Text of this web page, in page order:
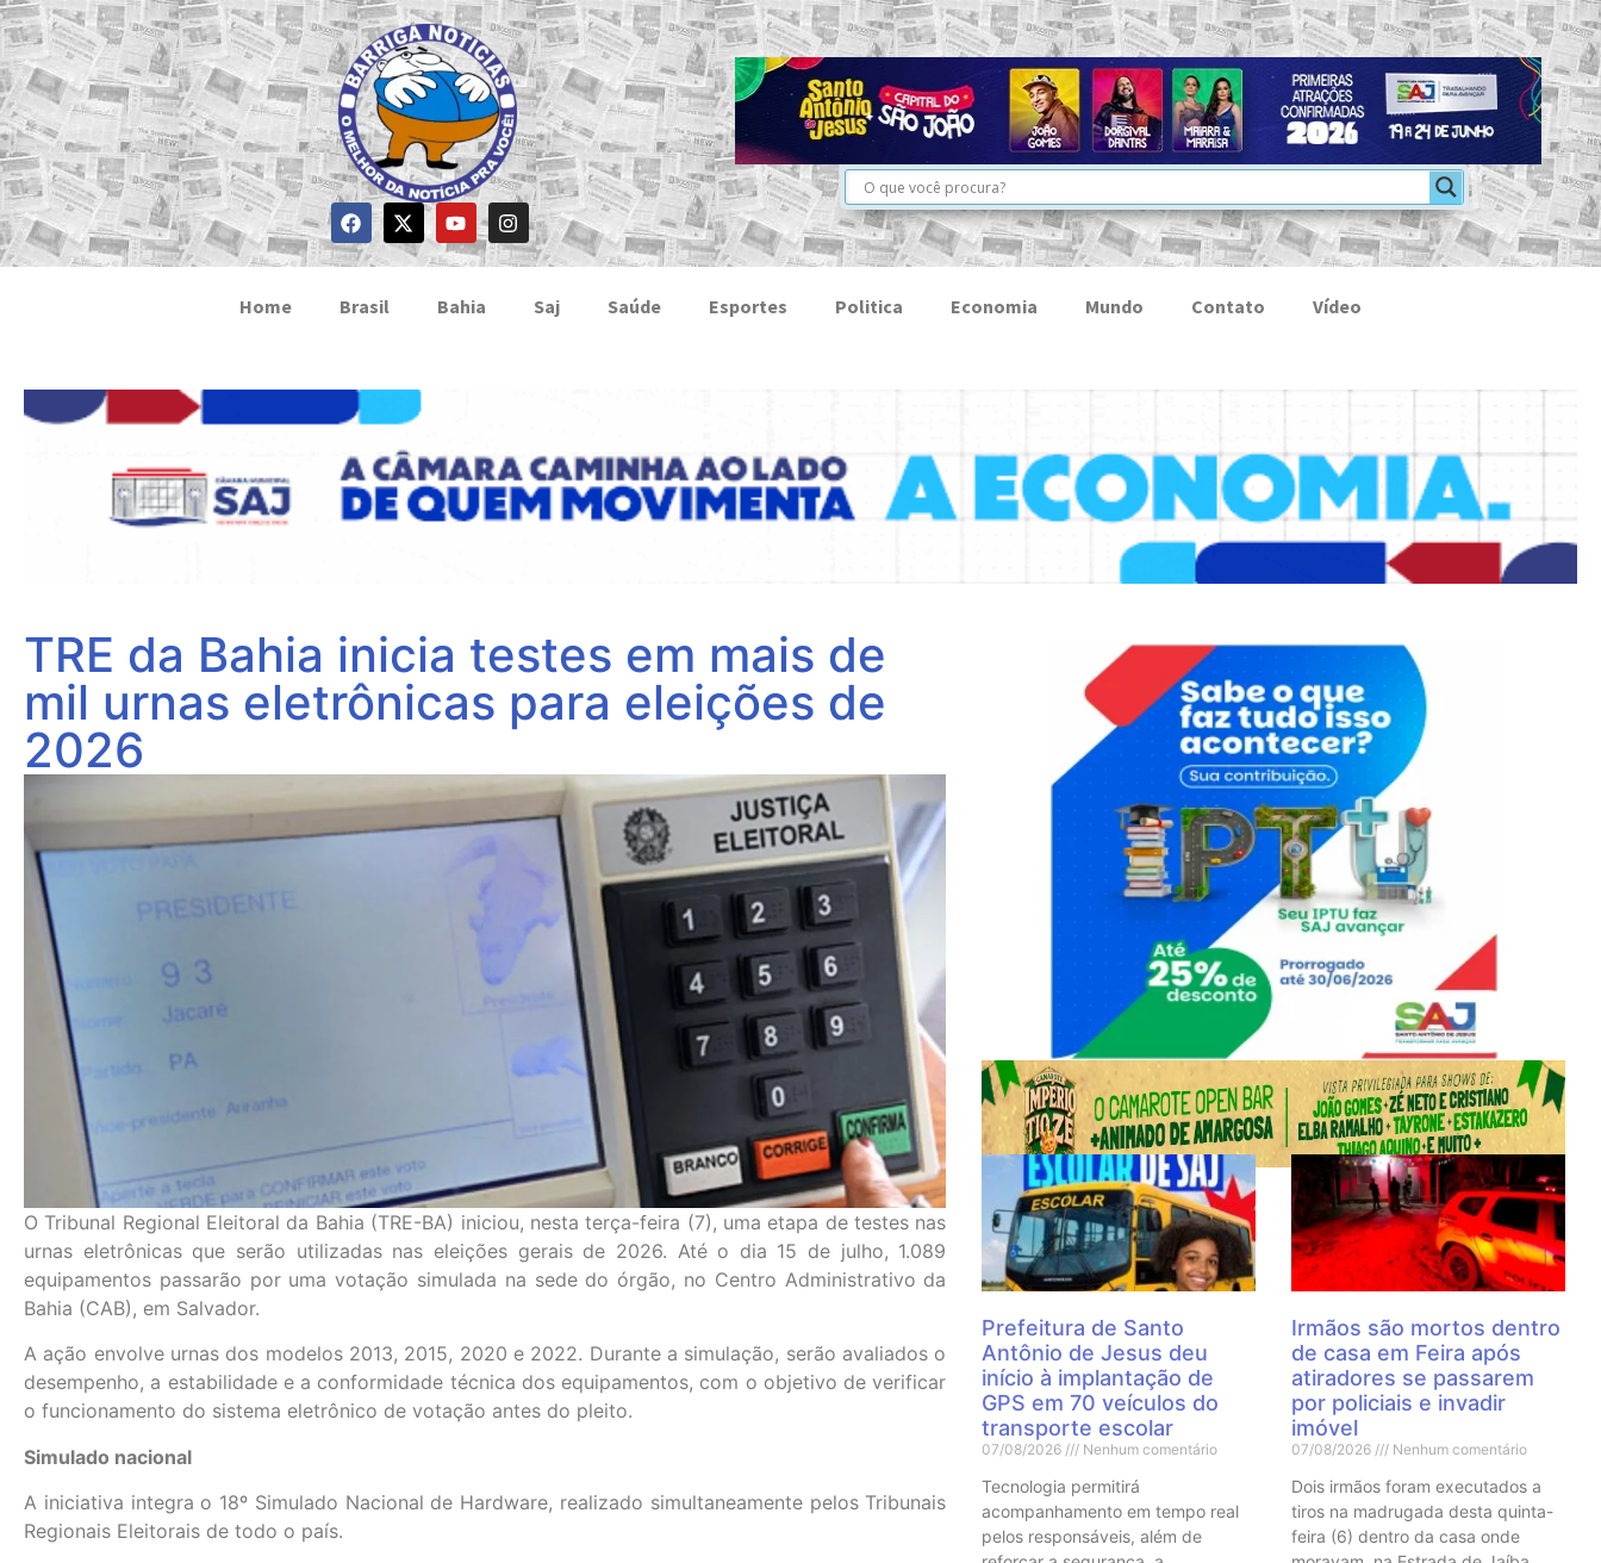
Home Brasil Bahia Saj Saúde Esportes Politica Economia Mundo Contato Vídeo
TRE da Bahia inicia testes em mais de
mil urnas eletrônicas para eleições de
2026
O Tribunal Regional Eleitoral da Bahia (TRE-BA) iniciou, nesta terça-feira (7), uma etapa de testes nas
urnas eletrônicas que serão utilizadas nas eleições gerais de 2026. Até o dia 15 de julho, 1.089
equipamentos passarão por uma votação simulada na sede do órgão, no Centro Administrativo da
Bahia (CAB), em Salvador.
A ação envolve urnas dos modelos 2013, 2015, 2020 e 2022. Durante a simulação, serão avaliados o
desempenho, a estabilidade e a conformidade técnica dos equipamentos, com o objetivo de verificar
o funcionamento do sistema eletrônico de votação antes do pleito.
Simulado nacional
A iniciativa integra o 18º Simulado Nacional de Hardware, realizado simultaneamente pelos Tribunais
Regionais Eleitorais de todo o país.
Mais Notícias
Prefeitura de Santo
Antônio de Jesus deu
início à implantação de
GPS em 70 veículos do
transporte escolar
07/08/2026 Nenhum comentário
Tecnologia permitirá
acompanhamento em tempo real
pelos responsáveis, além de
Irmãos são mortos dentro
de casa em Feira após
atiradores se passarem
por policiais e invadir
imóvel
07/08/2026 Nenhum comentário
Dois irmãos foram executados a
tiros na madrugada desta quinta-
feira (6) dentro da casa onde